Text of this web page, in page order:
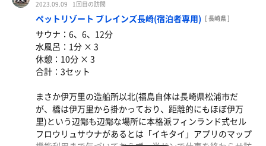
ということもあり人は少なく、来ているのは自分以外お年
寄りの方々という状況であったので、うまくタイミングを
図って各々が入れるようにしていた。
露天スペースは(胸高さ程のすりガラスつき手摺に遮られ
てはいるが)有明海に面しており、そこにある木製ベンチ
x2 & スノコには木枕まで用意されていて、心地よい潮風に
入浴料1000円越えのサウナ付き温泉の、座りベンチ1個し
かないような露天整い場より遥かに良いレベルといえる。
脱衣場出入り口を過ぎて館内の奥の方に広い和室の休憩室
(テレビ付)があり、地元民らしきお年寄り方がゆっくりと
2023.09.09 1回目の訪問
ペットリゾート ブレインズ長崎(宿泊者専用) [ 長崎県 ]
サウナ：6、6、12分
水風呂：1分 × 3
休憩：10分 × 3
合計：3セット
まさか伊万里の造船所以北(福島自体は長崎県松浦市だ
が、橋は伊万里から掛かっており、距離的にもほぼ伊万
里)という辺鄙も辺鄙な場所に本格派フィンランド式セル
フロウリュサウナがあるとは「イキタイ」アプリのマップ